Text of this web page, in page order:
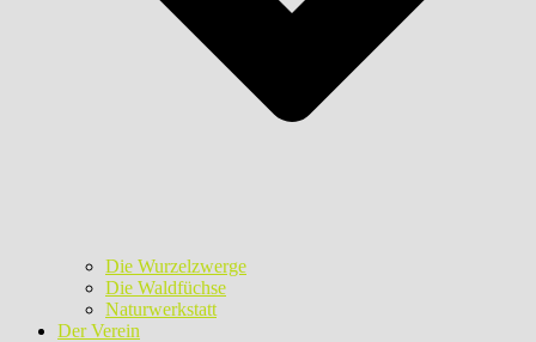
Die Wurzelzwerge
Die Waldfüchse
Naturwerkstatt
Der Verein